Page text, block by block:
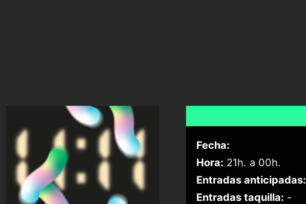
Fecha:
Hora: 21h. a 00h.
Entradas anticipadas:
Entradas taquilla: -